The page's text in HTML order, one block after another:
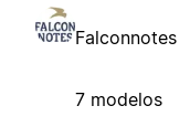
Falconnotes
7 modelos